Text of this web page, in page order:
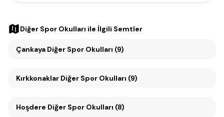
Diğer Spor Okulları ile İlgili Semtler
Çankaya Diğer Spor Okulları (9)
Kırkkonaklar Diğer Spor Okulları (9)
Hoşdere Diğer Spor Okulları (8)